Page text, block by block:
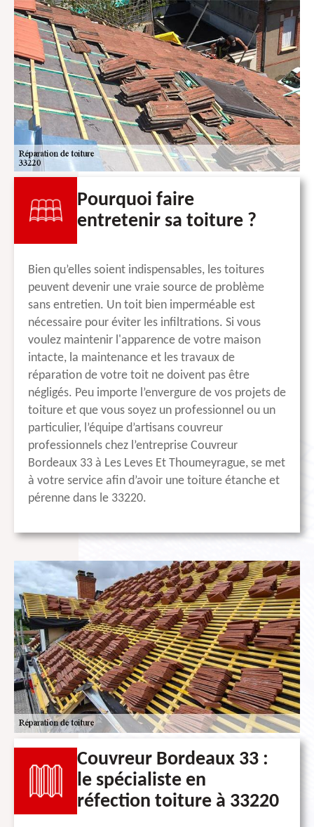
Pourquoi faire
entretenir sa toiture ?
Bien qu’elles soient indispensables, les toitures
peuvent devenir une vraie source de problème
sans entretien. Un toit bien imperméable est
nécessaire pour éviter les infiltrations. Si vous
voulez maintenir l'apparence de votre maison
intacte, la maintenance et les travaux de
réparation de votre toit ne doivent pas être
négligés. Peu importe l’envergure de vos projets de
toiture et que vous soyez un professionnel ou un
particulier, l’équipe d’artisans couvreur
professionnels chez l’entreprise Couvreur
Bordeaux 33 à Les Leves Et Thoumeyrague, se met
à votre service afin d’avoir une toiture étanche et
pérenne dans le 33220.
Couvreur Bordeaux 33 :
le spécialiste en
réfection toiture à 33220